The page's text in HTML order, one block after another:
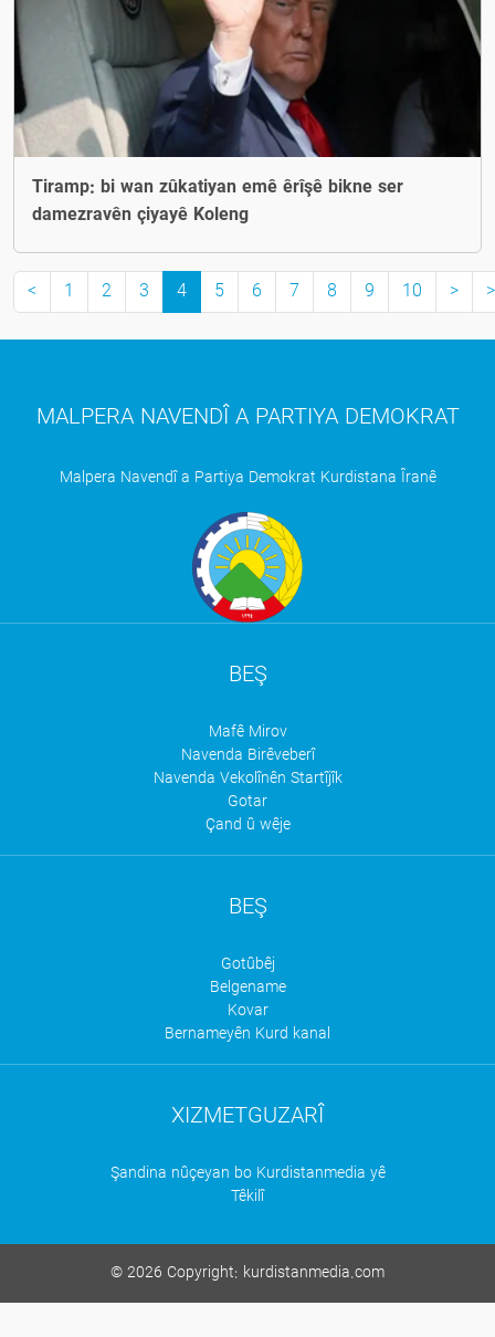
Tiramp: bi wan zûkatiyan emê êrîşê bikne ser
damezravên çiyayê Koleng
< 1 2 3 4 5 6 7 8 9 10 >
MALPERA NAVENDÎ A PARTIYA DEMOKRAT
Malpera Navendî a Partiya Demokrat Kurdistana Îranê
BEŞ
Mafê Mirov
Navenda Birêveberî
Navenda Vekolînên Startîjîk
Gotar
Çand û wêje
BEŞ
Gotûbêj
Belgename
Kovar
Bernameyên Kurd kanal
XIZMETGUZARÎ
Şandina nûçeyan bo Kurdistanmedia yê
Têkilî
© 2026 Copyright: kurdistanmedia.com